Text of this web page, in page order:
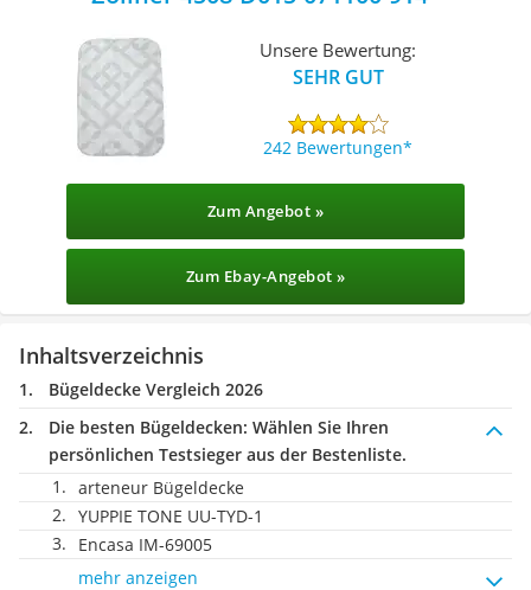
Unsere Bewertung:
SEHR GUT
242 Bewertungen
Zum Angebot »
Zum Ebay-Angebot »
Inhaltsverzeichnis
Bügeldecke Vergleich 2026
Die besten Bügeldecken: Wählen Sie Ihren
persönlichen Testsieger aus der Bestenliste.
arteneur Bügeldecke
YUPPIE TONE UU-TYD-1
Encasa IM-69005
mehr anzeigen